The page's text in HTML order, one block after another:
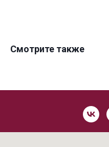
Смотрите также